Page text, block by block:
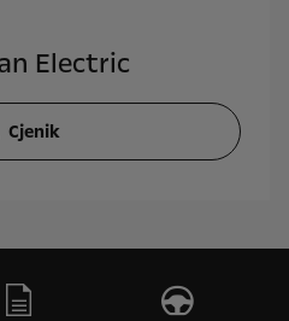
Electric
Cjenik